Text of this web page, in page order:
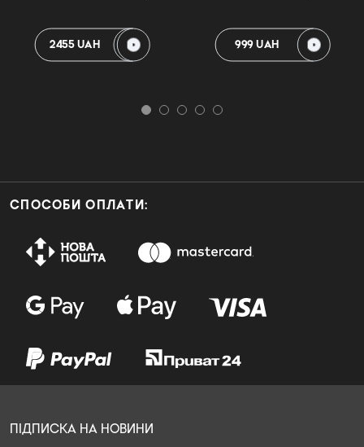
2455 UAH 999 UAH
СПОСОБИ ОПЛАТИ:
ПІДПИСКА НА НОВИНИ